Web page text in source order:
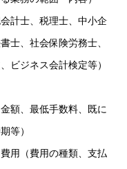
計士、税理士、中小企
士、社会保険労務士、
ビジネス会計検定等）
額、最低手数料、既に
等）
用（費用の種類、支払